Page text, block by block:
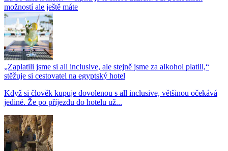
možností ale ještě máte
„Zaplatili jsme si all inclusive, ale stejně jsme za alkohol platili,“
stěžuje si cestovatel na egyptský hotel
Když si člověk kupuje dovolenou s all inclusive, většinou očekává
jediné. Že po příjezdu do hotelu už...